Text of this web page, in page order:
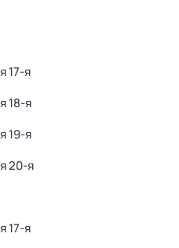
17-я
18-я
19-я
20-я
17-я